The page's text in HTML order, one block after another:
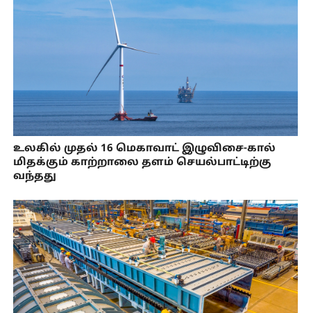
உலகில் முதல் 16 மெகாவாட் இழுவிசை-கால்
மிதக்கும் காற்றாலை தளம் செயல்பாட்டிற்கு
வந்தது